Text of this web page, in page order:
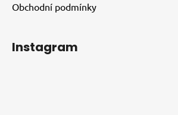
Obchodní podmínky
Instagram